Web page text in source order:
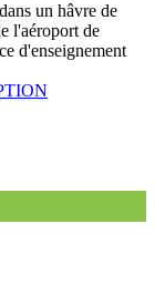
un hâvre de
l'aéroport de
d'enseignement